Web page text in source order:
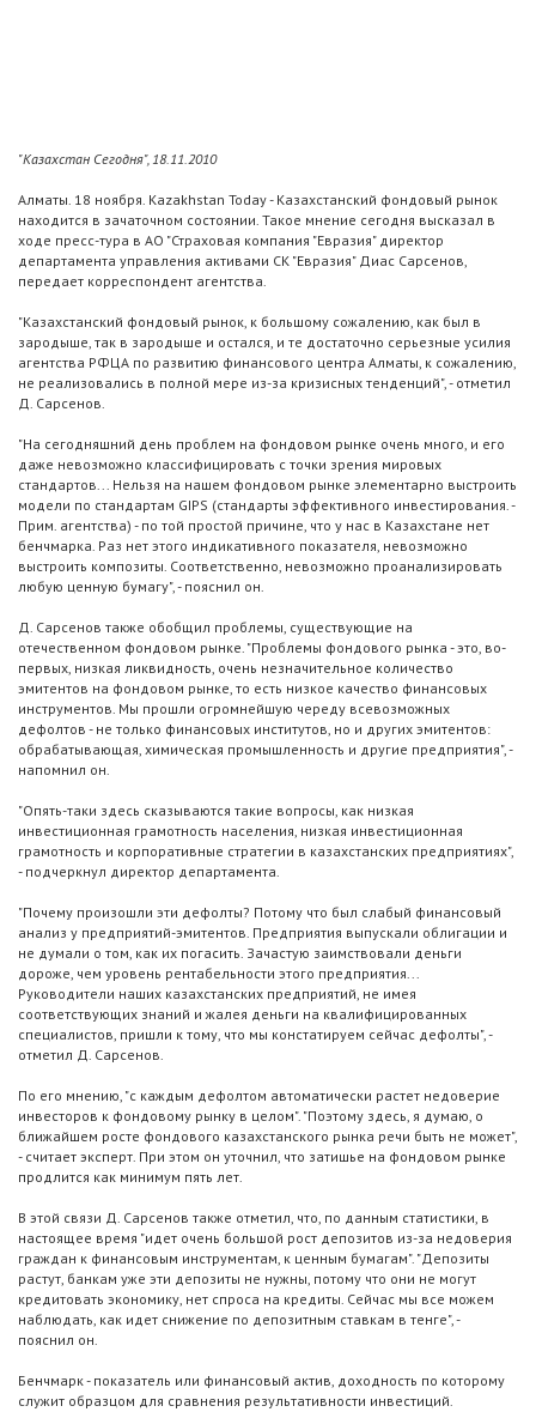
"Казахстан Сегодня", 18.11.2010
Алматы. 18 ноября. Kazakhstan Today - Казахстанский фондовый рынок
находится в зачаточном состоянии. Такое мнение сегодня высказал в
ходе пресс-тура в АО "Страховая компания "Евразия" директор
департамента управления активами СК "Евразия" Диас Сарсенов,
передает корреспондент агентства.
"Казахстанский фондовый рынок, к большому сожалению, как был в
зародыше, так в зародыше и остался, и те достаточно серьезные усилия
агентства РФЦА по развитию финансового центра Алматы, к сожалению,
не реализовались в полной мере из-за кризисных тенденций", - отметил
Д. Сарсенов.
"На сегодняшний день проблем на фондовом рынке очень много, и его
даже невозможно классифицировать с точки зрения мировых
стандартов... Нельзя на нашем фондовом рынке элементарно выстроить
модели по стандартам GIPS (стандарты эффективного инвестирования. -
Прим. агентства) - по той простой причине, что у нас в Казахстане нет
бенчмарка. Раз нет этого индикативного показателя, невозможно
выстроить композиты. Соответственно, невозможно проанализировать
любую ценную бумагу", - пояснил он.
Д. Сарсенов также обобщил проблемы, существующие на
отечественном фондовом рынке. "Проблемы фондового рынка - это, во-
первых, низкая ликвидность, очень незначительное количество
эмитентов на фондовом рынке, то есть низкое качество финансовых
инструментов. Мы прошли огромнейшую череду всевозможных
дефолтов - не только финансовых институтов, но и других эмитентов:
обрабатывающая, химическая промышленность и другие предприятия", -
напомнил он.
"Опять-таки здесь сказываются такие вопросы, как низкая
инвестиционная грамотность населения, низкая инвестиционная
грамотность и корпоративные стратегии в казахстанских предприятиях",
- подчеркнул директор департамента.
"Почему произошли эти дефолты? Потому что был слабый финансовый
анализ у предприятий-эмитентов. Предприятия выпускали облигации и
не думали о том, как их погасить. Зачастую заимствовали деньги
дороже, чем уровень рентабельности этого предприятия...
Руководители наших казахстанских предприятий, не имея
соответствующих знаний и жалея деньги на квалифицированных
специалистов, пришли к тому, что мы констатируем сейчас дефолты", -
отметил Д. Сарсенов.
По его мнению, "с каждым дефолтом автоматически растет недоверие
инвесторов к фондовому рынку в целом". "Поэтому здесь, я думаю, о
ближайшем росте фондового казахстанского рынка речи быть не может",
- считает эксперт. При этом он уточнил, что затишье на фондовом рынке
продлится как минимум пять лет.
В этой связи Д. Сарсенов также отметил, что, по данным статистики, в
настоящее время "идет очень большой рост депозитов из-за недоверия
граждан к финансовым инструментам, к ценным бумагам". "Депозиты
растут, банкам уже эти депозиты не нужны, потому что они не могут
кредитовать экономику, нет спроса на кредиты. Сейчас мы все можем
наблюдать, как идет снижение по депозитным ставкам в тенге", -
пояснил он.
Бенчмарк - показатель или финансовый актив, доходность по которому
служит образцом для сравнения результативности инвестиций.